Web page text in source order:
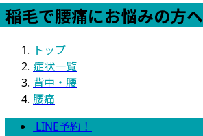
稲毛で腰痛にお悩みの方へ
トップ
症状一覧
背中・腰
腰痛
LINE予約！